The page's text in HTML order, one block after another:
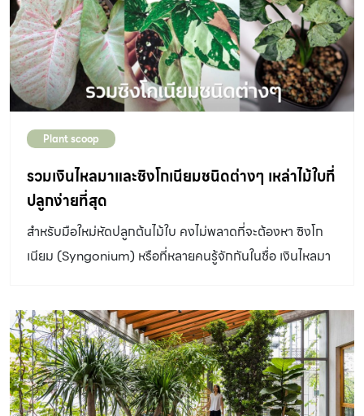
Plant scoop
รวมเงินไหลมาและซิงโกเนียมชนิดต่างๆ เหล่าไม้ใบที่
ปลูกง่ายที่สุด
สำหรับมือใหม่หัดปลูกต้นไม้ใบ คงไม่พลาดที่จะต้องหา ซิงโก
เนียม (Syngonium) หรือที่หลายคนรู้จักกันในชื่อ เงินไหลมา
ใบที่ปลูกง่ายที่สุด และเหมาะกับปลูกในห้องต่างๆภายในบ้าน
อีกทั้งยังสามารถนำไปขยายพันธุ์ต่อได้ไม่ยาก ปัจจุบันเองก็มี
ซิงโกเนียม ที่กำลังเป็นที่นิยมอีกมากมายที่น่ารู้จัก และลองมา
เจาะลึกวิธีปลูกซิงโกเนียมชนิดต่างๆ ดังนี้ ซิงโกเนียม
(Syngonium) เป็นชื่อสกุลหนึ่งในวงศ์ Araceae หรือบอน